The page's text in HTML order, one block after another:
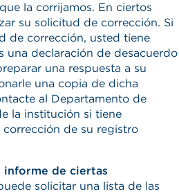
la corrijamos. En ciertos
su solicitud de corrección. Si
de corrección, usted tiene
una declaración de desacuerdo
una respuesta a su
una copia de dicha
al Departamento de
la institución si tiene
de su registro
informe de ciertas
solicitar una lista de las